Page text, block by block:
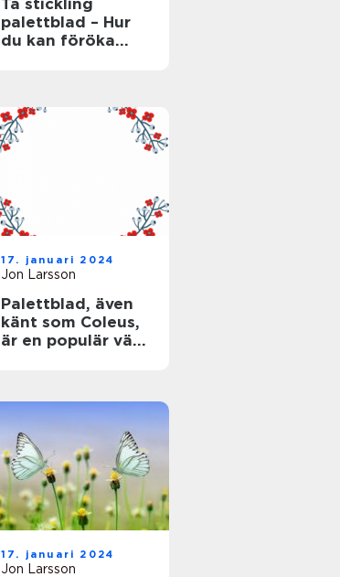
Ta stickling
palettblad – Hur
du kan föröka
17. januari 2024
Jon Larsson
Palettblad, även
känt som Coleus,
är en populär växt
17. januari 2024
Jon Larsson